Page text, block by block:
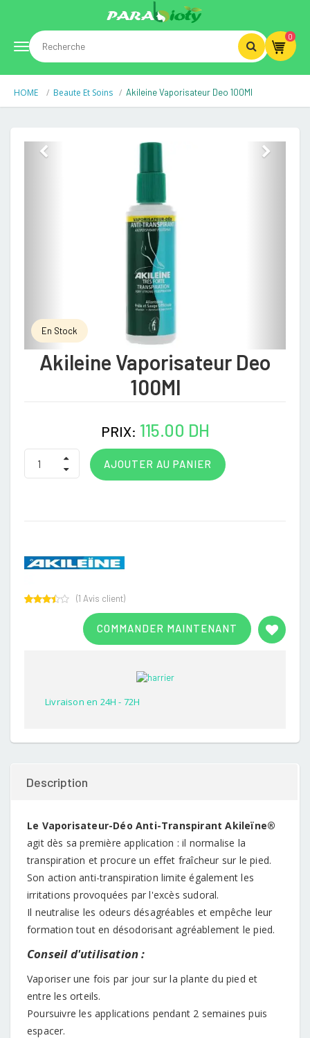
Toggle
navigation
0
HOME Beaute Et Soins Akileine Vaporisateur Deo 100Ml
En Stock
Akileine Vaporisateur Deo
100Ml
PRIX: 115.00 DH
AJOUTER AU PANIER
COMMANDER MAINTENANT
(1 Avis client)
Livraison en 24H - 72H
Description
Le Vaporisateur-Déo Anti-Transpirant Akileïne®
agit dès sa première application : il normalise la
transpiration et procure un effet fraîcheur sur le pied.
Son action anti-transpiration limite également les
irritations provoquées par l'excès sudoral.
Il neutralise les odeurs désagréables et empêche leur
formation tout en désodorisant agréablement le pied.
Conseil d'utilisation :
Vaporiser une fois par jour sur la plante du pied et
entre les orteils.
Poursuivre les applications pendant 2 semaines puis
espacer.